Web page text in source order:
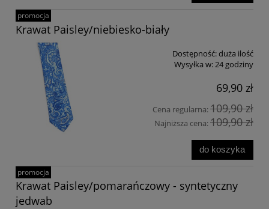
Krawat Paisley/niebiesko-biały
Dostępność:duża ilość
Wysyłka w: 24 godziny
69,90 zł
Cena regularna:109,90 zł
Najniższa cena:109,90 zł
do koszyka
promocja
Krawat Paisley/pomarańczowy - syntetyczny
jedwab
promocja